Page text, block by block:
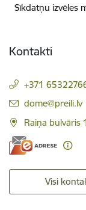
Sīkdatņu izvēles
Kontakti
+371
E-pasts:
dome@preili.lv
Raiņa bulvāris
Visi